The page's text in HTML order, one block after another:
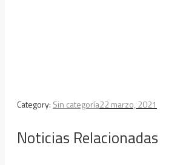
Category: Sin categoría22 marzo, 2021
Noticias Relacionadas